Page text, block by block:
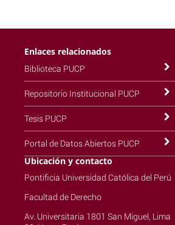
Enlaces relacionados
Biblioteca PUCP
Repositorio Institucional PUCP
Tesis PUCP
Portal de Datos Abiertos PUCP
Ubicación y contacto
Pontificia Universidad Católica del Perú
Facultad de Derecho
Av. Universitaria 1801 San Miguel, Lima